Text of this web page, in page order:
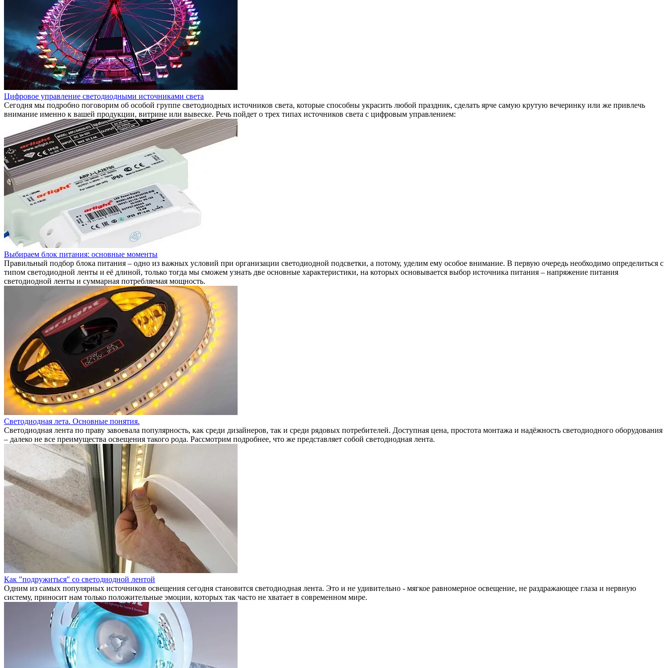
Цифровое управление светодиодными источниками света
Сегодня мы подробно поговорим об особой группе светодиодных источников света, которые способны украсить любой праздник, сделать ярче самую крутую вечеринку или же привлечь
внимание именно к вашей продукции, витрине или вывеске. Речь пойдет о трех типах источников света с цифровым управлением:
Выбираем блок питания: основные моменты
Правильный подбор блока питания – одно из важных условий при организации светодиодной подсветки, а потому, уделим ему особое внимание. В первую очередь необходимо определиться с
типом светодиодной ленты и её длиной, только тогда мы сможем узнать две основные характеристики, на которых основывается выбор источника питания – напряжение питания
светодиодной ленты и суммарная потребляемая мощность.
Светодиодная лета. Основные понятия.
Светодиодная лента по праву завоевала популярность, как среди дизайнеров, так и среди рядовых потребителей. Доступная цена, простота монтажа и надёжность светодиодного оборудования
– далеко не все преимущества освещения такого рода. Рассмотрим подробнее, что же представляет собой светодиодная лента.
Как "подружиться" со светодиодной лентой
Одним из самых популярных источников освещения сегодня становится светодиодная лента. Это и не удивительно - мягкое равномерное освещение, не раздражающее глаза и нервную
систему, приносит нам только положительные эмоции, которых так часто не хватает в современном мире.